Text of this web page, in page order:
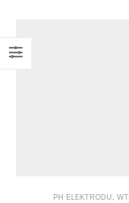
PH ELEKTRODU ,